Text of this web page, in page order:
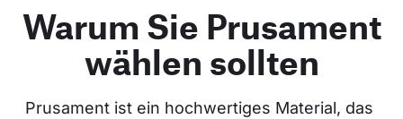
Warum Sie Prusament
wählen sollten
Prusament ist ein hochwertiges Material, das